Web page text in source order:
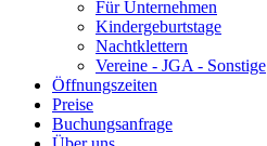
Für Unternehmen
Kindergeburtstage
Nachtklettern
Vereine - JGA - Sonstige
Öffnungszeiten
Preise
Buchungsanfrage